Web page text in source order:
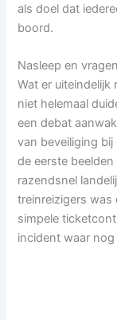
als doel dat
boord.
Nasleep en vragen
Wat er
niet helemaal
een debat
van beveiliging
de eerste
razendsnel
treinreizigers was
simpele
incident waar